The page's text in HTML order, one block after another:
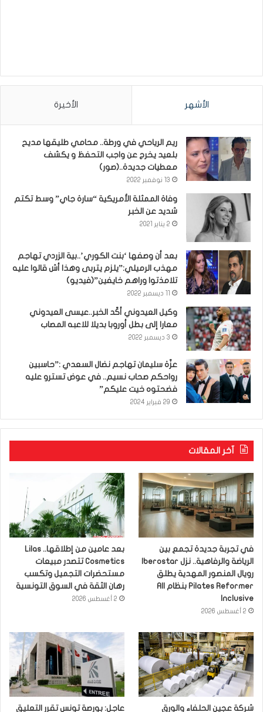
الأشهر الأخيرة
ريم الرياحي في ورطة.. محامي طليقها مديح
بلعيد يخرج عن واجب التحفظ و يكشف
معطيات جديدة..(صور)
13 نوفمبر 2022
وفاة الممثلة الأمريكية “سارة جاي” وسط تكتم
شديد عن الخبر
2 يناير 2021
بعد أن وصفها ‘بنت الكوري’..بية الزردي تهاجم
مهذب الرميلي:”يلزم يتربى وهذا أش قالوا عليه
تلامذتوا وراهم خايفين”(فيديو)
وكيل العيدوني أكّد الخبر..عيسى العيدوني
معارا إلى بطل أوروبا بديلا للاعبه المصاب
3 ديسمبر 2022
عزّة سليمان تهاجم نضال السعدي :”حاسبين
رواحكم صحاب نسيم.. في عوض تسترو عليه
فضحتوه خيت عليكم”
29 فبراير 2024
آخر المقالات
في تجربة جديدة تجمع بين
رويال المنصور المهدية يطلق
Pilates Reformer بنظام All
Inclusive
2 أغسطس 2026
بعد عامين من إطلاقها.. Lilas
Cosmetics تتصدر مبيعات
مستحضرات التجميل وتكسب
رهان الثقة في السوق التونسية
2 أغسطس 2026
شركة عجين الحلفاء والورق عاجل: بورصة تونس تقرر التعليق